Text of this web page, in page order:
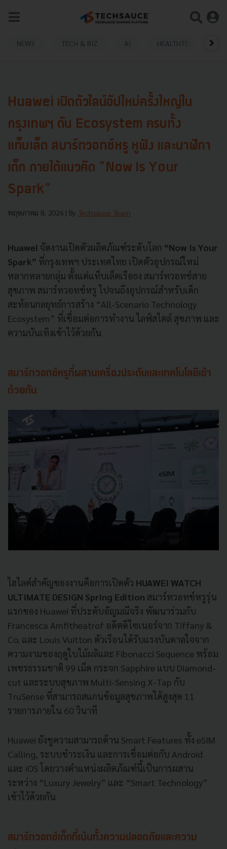
NEWS TECH & BIZ AI HEALTHTECH
Huawei เปิดตัวไลน์อัปใหม่ครั้งใหญ่ใน
กรุงเทพฯ ดัน Ecosystem ครบทั้ง
แท็บเล็ต สมาร์ทวอทช์หรู หูฟัง และนาฬิกา
เด็ก ภายใต้แนวคิด “Now Is Your
Spark”
พฤษภาคม 8, 2026 | By Techsauce Team
Huawei จัดงานเปิดตัวผลิตภัณฑ์ระดับโลก “Now Is Your
Spark” ที่กรุงเทพฯ ประเทศไทย เปิดตัวอุปกรณ์ใหม่
หลากหลายกลุ่ม ตั้งแต่แท็บเล็ตเรือธง สมาร์ทวอทช์สาย
สุขภาพ สมาร์ทวอทช์หรู ไปจนถึงอุปกรณ์สำหรับเด็ก
สะท้อนกลยุทธ์การสร้าง “All-Scenario Technology
Ecosystem” ที่เชื่อมต่อการทำงาน ไลฟ์สไตล์ สุขภาพ และ
ความบันเทิงเข้าไว้ด้วยกัน
สมาร์ทวอทช์หรูที่ผสานเครื่องประดับและเทคโนโลยีเข้า
ด้วยกัน
ไฮไลต์สำคัญของงานคือการเปิดตัว HUAWEI WATCH
ULTIMATE DESIGN Spring Edition สมาร์ทวอทช์หรูรุ่น
แรกของ Huawei ที่ประดับอัญมณีจริง พัฒนาร่วมกับ
Francesca Amfitheatrof อดีตดีไซเนอร์จาก Tiffany &
Co. และ Louis Vuitton ตัวเรือนได้รับแรงบันดาลใจจาก
ความงามของฤดูใบไม้ผลิและ Fibonacci Sequence พร้อม
เพชรธรรมชาติ 99 เม็ด กระจก Sapphire แบบ Diamond-
cut และระบบสุขภาพ Multi-Sensing X-Tap กับ
TruSense ที่สามารถสแกนข้อมูลสุขภาพได้สูงสุด 11
รายการภายใน 60 วินาที
Huawei ยังชูความสามารถด้าน Smart Features ทั้ง eSIM
Calling, ระบบชำระเงิน และการเชื่อมต่อกับ Android
และ iOS โดยวางตำแหน่งผลิตภัณฑ์นี้เป็นการผสาน
ระหว่าง “Luxury Jewelry” และ “Smart Technology”
เข้าไว้ด้วยกัน
สมาร์ทวอทช์เด็กที่เน้นทั้งความปลอดภัยและความ